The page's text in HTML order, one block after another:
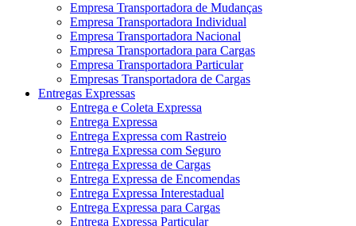
Empresa Transportadora de Mudanças
Empresa Transportadora Individual
Empresa Transportadora Nacional
Empresa Transportadora para Cargas
Empresa Transportadora Particular
Empresas Transportadora de Cargas
Entregas Expressas
Entrega e Coleta Expressa
Entrega Expressa
Entrega Expressa com Rastreio
Entrega Expressa com Seguro
Entrega Expressa de Cargas
Entrega Expressa de Encomendas
Entrega Expressa Interestadual
Entrega Expressa para Cargas
Entrega Expressa Particular